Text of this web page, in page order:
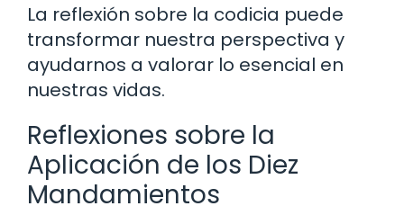
La reflexión sobre la codicia puede
transformar nuestra perspectiva y
ayudarnos a valorar lo esencial en
nuestras vidas.
Reflexiones sobre la
Aplicación de los Diez
Mandamientos